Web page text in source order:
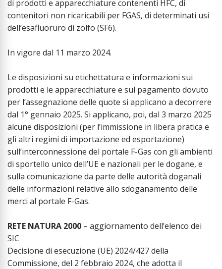
di prodotti e apparecchiature contenenti HFC, di
contenitori non ricaricabili per FGAS, di determinati usi
dell’esafluoruro di zolfo (SF6).
In vigore dal 11 marzo 2024.
Le disposizioni su etichettatura e informazioni sui
prodotti e le apparecchiature e sul pagamento dovuto
per l’assegnazione delle quote si applicano a decorrere
dal 1° gennaio 2025. Si applicano, poi, dal 3 marzo 2025
alcune disposizioni (per l’immissione in libera pratica e
gli altri regimi di importazione ed esportazione)
sull’interconnessione del portale F-Gas con gli ambienti
di sportello unico dell’UE e nazionali per le dogane, e
sulla comunicazione da parte delle autorità doganali
delle informazioni relative allo sdoganamento delle
merci al portale F-Gas.
RETE NATURA 2000 – aggiornamento dell’elenco dei
SIC
Decisione di esecuzione (UE) 2024/427 della
Commissione, del 2 febbraio 2024, che adotta il